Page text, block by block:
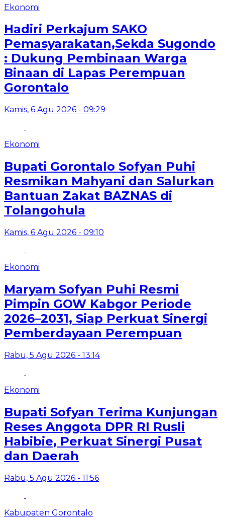
Ekonomi
Hadiri Perkajum SAKO
Pemasyarakatan,Sekda Sugondo
: Dukung Pembinaan Warga
Binaan di Lapas Perempuan
Gorontalo
Kamis, 6 Agu 2026 - 09:29
Ekonomi
Bupati Gorontalo Sofyan Puhi
Resmikan Mahyani dan Salurkan
Bantuan Zakat BAZNAS di
Tolangohula
Kamis, 6 Agu 2026 - 09:10
Ekonomi
Maryam Sofyan Puhi Resmi
Pimpin GOW Kabgor Periode
2026–2031, Siap Perkuat Sinergi
Pemberdayaan Perempuan
Rabu, 5 Agu 2026 - 13:14
Ekonomi
Bupati Sofyan Terima Kunjungan
Reses Anggota DPR RI Rusli
Habibie, Perkuat Sinergi Pusat
dan Daerah
Rabu, 5 Agu 2026 - 11:56
Kabupaten Gorontalo